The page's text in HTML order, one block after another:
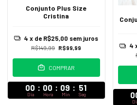
Conjunto Plus Size
Cristina
R$149,99 R$99,99
4 x de R$25,00 sem juros
COMPRAR
00 : 00 : 09 : 47
Dia Hora Min Seg
4